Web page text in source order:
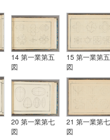
14 第一業第五
図
15 第一業第五
図
20 第一業第七
図
21 第一業第七
図